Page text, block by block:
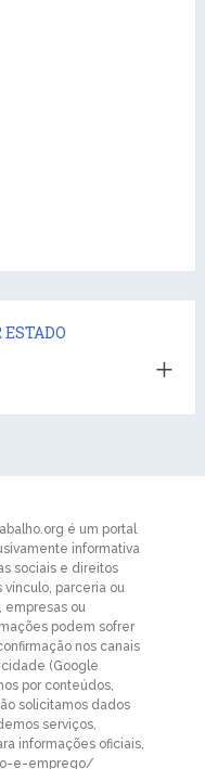
é um portal
informativa
sociais e direitos
vínculo, parceria ou
empresas ou
podem sofrer
nos canais
(Google
por conteúdos,
solicitamos dados
serviços,
informações oficiais,
e-emprego/